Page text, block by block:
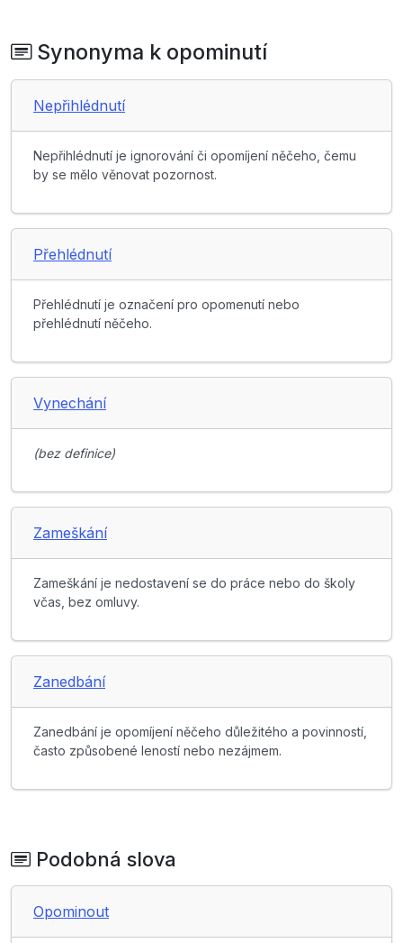
Synonyma k opominutí
Nepřihlédnutí
Nepřihlédnutí je ignorování či opomíjení něčeho, čemu
by se mělo věnovat pozornost.
Přehlédnutí
Přehlédnutí je označení pro opomenutí nebo
přehlédnutí něčeho.
Vynechání
(bez definice)
Zameškání
Zameškání je nedostavení se do práce nebo do školy
včas, bez omluvy.
Zanedbání
Zanedbání je opomíjení něčeho důležitého a povinností,
často způsobené leností nebo nezájmem.
Podobná slova
Opominout